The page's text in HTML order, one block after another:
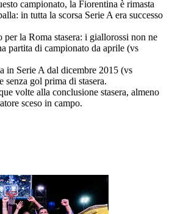
campionato, la Fiorentina è rimasta
in tutta la scorsa Serie A era successo
la Roma stasera: i giallorossi non ne
partita di campionato da aprile (vs
in Serie A dal dicembre 2015 (vs
senza gol prima di stasera.
volte alla conclusione stasera, almeno
sceso in campo.